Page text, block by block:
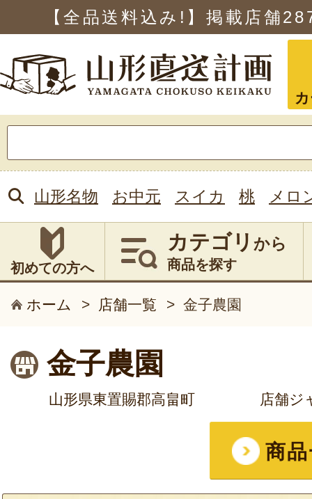
【全品送料込み!】掲載店舗
索:
山形名物 お中元 スイカ 桃 メロ
初めての方へ
カテゴリ から
商品を探す
ホーム > 店舗一覧 > 金子農園
金子農園
山形県東置賜郡高畠町 店舗ジ
商